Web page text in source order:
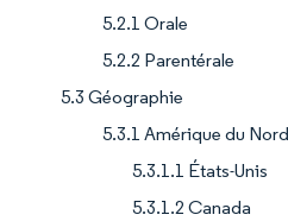
5.2.1 Orale
5.2.2 Parentérale
5.3 Géographie
5.3.1 Amérique du Nord
5.3.1.1 États-Unis
5.3.1.2 Canada